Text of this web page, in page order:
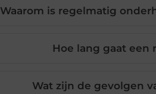
Waarom is regelmatig
Hoe lang gaat een
Wat zijn de gevolgen